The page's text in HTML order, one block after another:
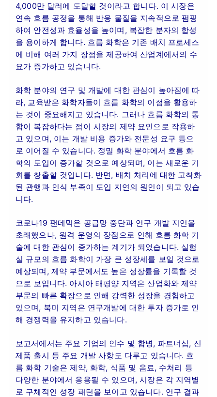
4,000만 달러에 도달할 것이라고 합니다. 이 시장은
연속 흐름 공정을 통해 반응 물질을 지속적으로 펌핑
하여 안전성과 효율성을 높이며, 복잡한 분자의 합성
을 용이하게 합니다. 흐름 화학은 기존 배치 프로세스
에 비해 여러 가지 장점을 제공하여 산업계에서의 수
요가 증가하고 있습니다.
화학 분야의 연구 및 개발에 대한 관심이 높아짐에 따
라, 교육받은 화학자들이 흐름 화학의 이점을 활용하
는 것이 중요해지고 있습니다. 그러나 흐름 화학의 통
합이 복잡하다는 점이 시장의 제약 요인으로 작용하
고 있으며, 이는 개발 비용 증가와 전문성 요구 등으
로 이어질 수 있습니다. 정밀 화학 분야에서 흐름 화
학의 도입이 증가할 것으로 예상되며, 이는 새로운 기
회를 창출할 것입니다. 반면, 배치 처리에 대한 고착화
된 관행과 인식 부족이 도입 지연의 원인이 되고 있습
니다.
코로나19 팬데믹은 공급망 중단과 연구 개발 지연을
초래했으나, 원격 운영의 장점으로 인해 흐름 화학 기
술에 대한 관심이 증가하는 계기가 되었습니다. 실험
실 규모의 흐름 화학이 가장 큰 성장세를 보일 것으로
예상되며, 제약 부문에서도 높은 성장률을 기록할 것
으로 보입니다. 아시아 태평양 지역은 산업화와 제약
부문의 빠른 확장으로 인해 강력한 성장을 경험하고
있으며, 북미 지역은 연구개발에 대한 투자 증가로 인
해 경쟁력을 유지하고 있습니다.
보고서에서는 주요 기업의 인수 및 합병, 파트너십, 신
제품 출시 등 주요 개발 사항도 다루고 있습니다. 흐
름 화학 기술은 제약, 화학, 식품 및 음료, 수처리 등
다양한 분야에서 응용될 수 있으며, 시장은 각 지역별
로 구체적인 성장 패턴을 보이고 있습니다. 연구 결과